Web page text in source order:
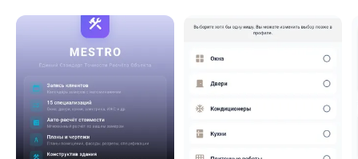
Скриншоты